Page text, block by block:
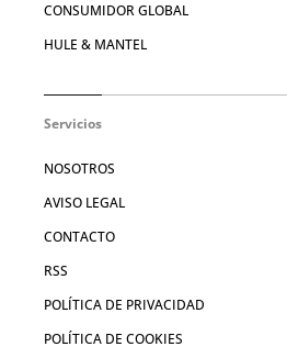
CONSUMIDOR GLOBAL
HULE & MANTEL
Servicios
NOSOTROS
AVISO LEGAL
CONTACTO
RSS
POLÍTICA DE PRIVACIDAD
POLÍTICA DE COOKIES